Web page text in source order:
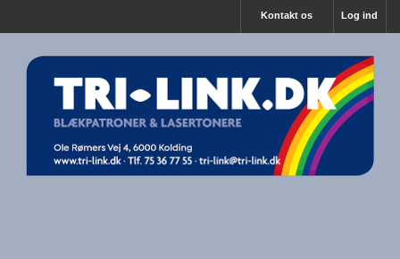
Log ind
Kontakt os